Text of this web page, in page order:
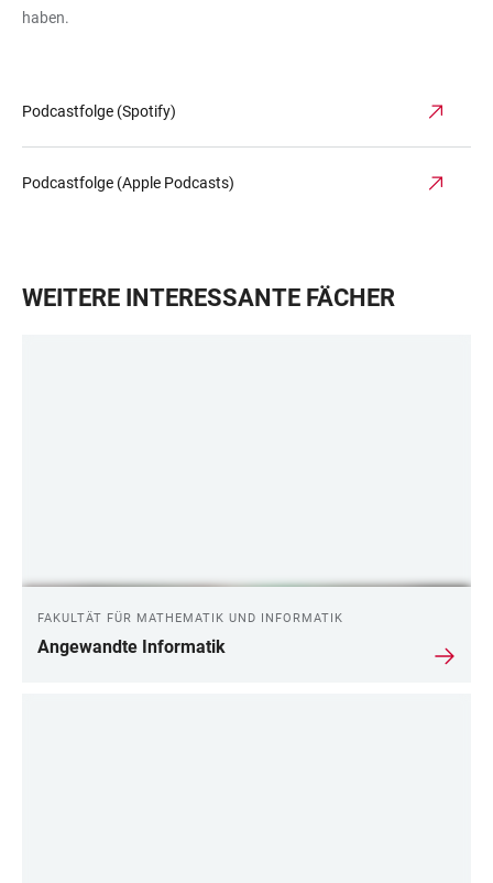
haben.
Podcastfolge (Spotify)
Podcastfolge (Apple Podcasts)
WEITERE INTERESSANTE FÄCHER
FAKULTÄT FÜR MATHEMATIK UND INFORMATIK
Angewandte Informatik